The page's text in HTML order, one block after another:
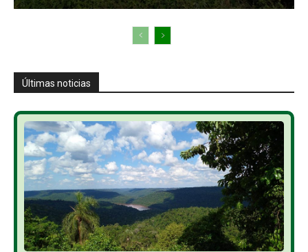
Últimas noticias